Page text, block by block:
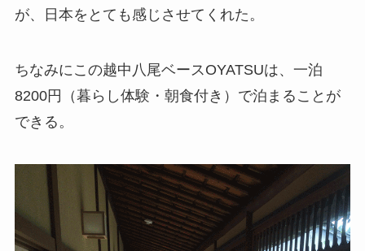
が、日本をとても感じさせてくれた。
ちなみにこの越中八尾ベースOYATSUは、一泊
8200円（暮らし体験・朝食付き）で泊まることが
できる。